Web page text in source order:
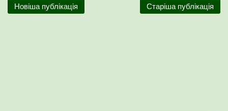
Новіша публікація Старіша публікація